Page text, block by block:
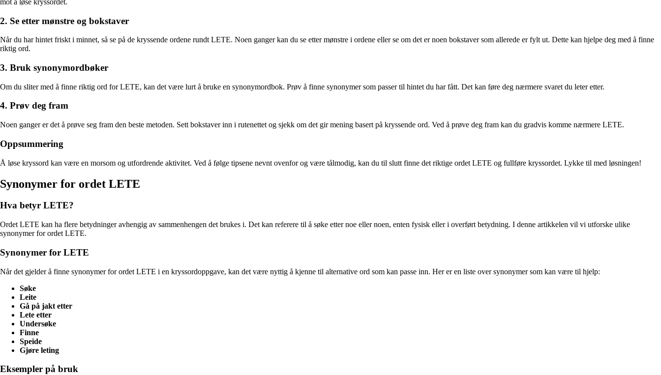
2. Se etter mønstre og bokstaver
Når du har hintet friskt i minnet, så se på de kryssende ordene rundt LETE. Noen ganger kan du se etter mønstre i ordene eller se om det er noen bokstaver som allerede er fylt ut. Dette kan hjelpe deg med å finne
riktig ord.
3. Bruk synonymordbøker
Om du sliter med å finne riktig ord for LETE, kan det være lurt å bruke en synonymordbok. Prøv å finne synonymer som passer til hintet du har fått. Det kan føre deg nærmere svaret du leter etter.
4. Prøv deg fram
Noen ganger er det å prøve seg fram den beste metoden. Sett bokstaver inn i rutenettet og sjekk om det gir mening basert på kryssende ord. Ved å prøve deg fram kan du gradvis komme nærmere LETE.
Oppsummering
Å løse kryssord kan være en morsom og utfordrende aktivitet. Ved å følge tipsene nevnt ovenfor og være tålmodig, kan du til slutt finne det riktige ordet LETE og fullføre kryssordet. Lykke til med løsningen!
Synonymer for ordet LETE
Hva betyr LETE?
Ordet LETE kan ha flere betydninger avhengig av sammenhengen det brukes i. Det kan referere til å søke etter noe eller noen, enten fysisk eller i overført betydning. I denne artikkelen vil vi utforske ulike
synonymer for ordet LETE.
Synonymer for LETE
Når det gjelder å finne synonymer for ordet LETE i en kryssordoppgave, kan det være nyttig å kjenne til alternative ord som kan passe inn. Her er en liste over synonymer som kan være til hjelp:
Søke
Leite
Gå på jakt etter
Lete etter
Undersøke
Finne
Speide
Gjøre leting
Eksempler på bruk